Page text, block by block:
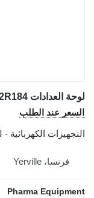
السعر عند الطلب
التجهيزات الكهربائية
فرنسا، Yerville
Pharma Equipment